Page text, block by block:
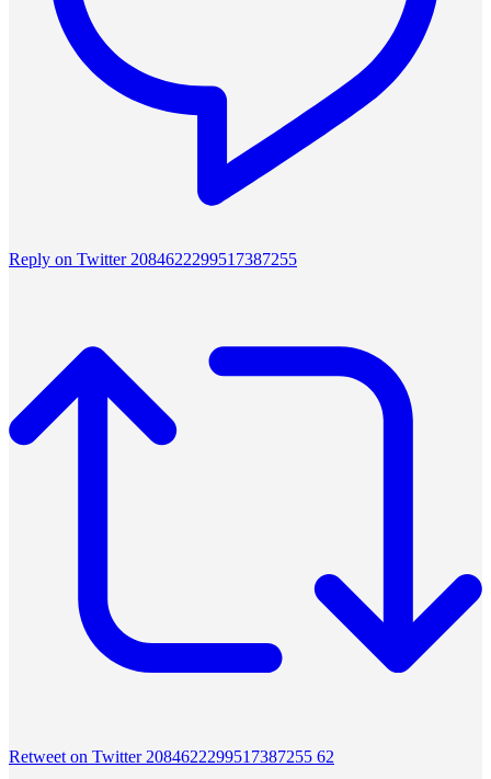
Reply on Twitter 2084622299517387255
Retweet on Twitter 2084622299517387255 62